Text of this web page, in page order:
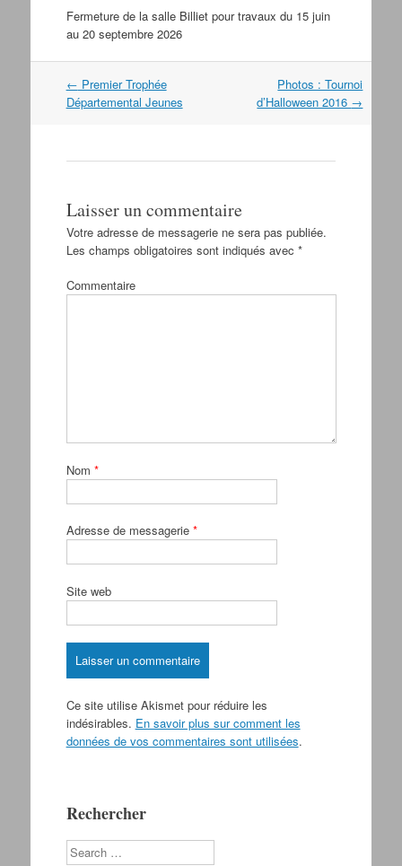
Fermeture de la salle Billiet pour travaux du 15 juin
au 20 septembre 2026
Navigation dans les articles
← Premier Trophée
Départemental Jeunes
Photos : Tournoi
d’Halloween 2016 →
Laisser un commentaire
Votre adresse de messagerie ne sera pas publiée.
Les champs obligatoires sont indiqués avec *
Commentaire
Nom *
Adresse de messagerie *
Site web
Ce site utilise Akismet pour réduire les
indésirables. En savoir plus sur comment les
données de vos commentaires sont utilisées.
Rechercher
Search